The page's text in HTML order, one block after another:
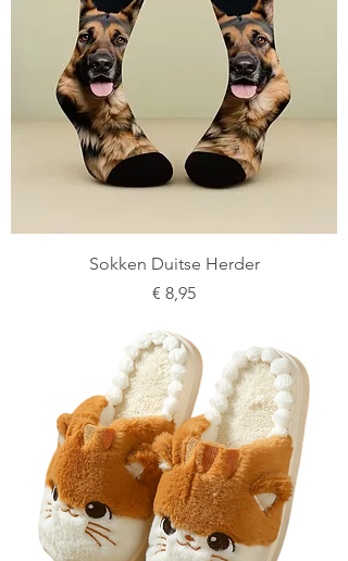
Sokken Duitse Herder
Prijs
€ 8,95